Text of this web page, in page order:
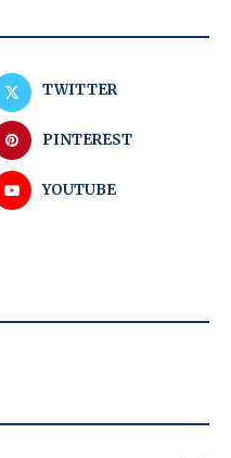
TWITTER
PINTEREST
YOUTUBE